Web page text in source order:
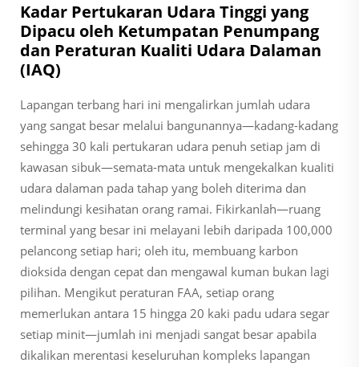
Kadar Pertukaran Udara Tinggi yang
Dipacu oleh Ketumpatan Penumpang
dan Peraturan Kualiti Udara Dalaman
(IAQ)
Lapangan terbang hari ini mengalirkan jumlah udara
yang sangat besar melalui bangunannya—kadang-kadang
sehingga 30 kali pertukaran udara penuh setiap jam di
kawasan sibuk—semata-mata untuk mengekalkan kualiti
udara dalaman pada tahap yang boleh diterima dan
melindungi kesihatan orang ramai. Fikirkanlah—ruang
terminal yang besar ini melayani lebih daripada 100,000
pelancong setiap hari; oleh itu, membuang karbon
dioksida dengan cepat dan mengawal kuman bukan lagi
pilihan. Mengikut peraturan FAA, setiap orang
memerlukan antara 15 hingga 20 kaki padu udara segar
setiap minit—jumlah ini menjadi sangat besar apabila
dikalikan merentasi keseluruhan kompleks lapangan